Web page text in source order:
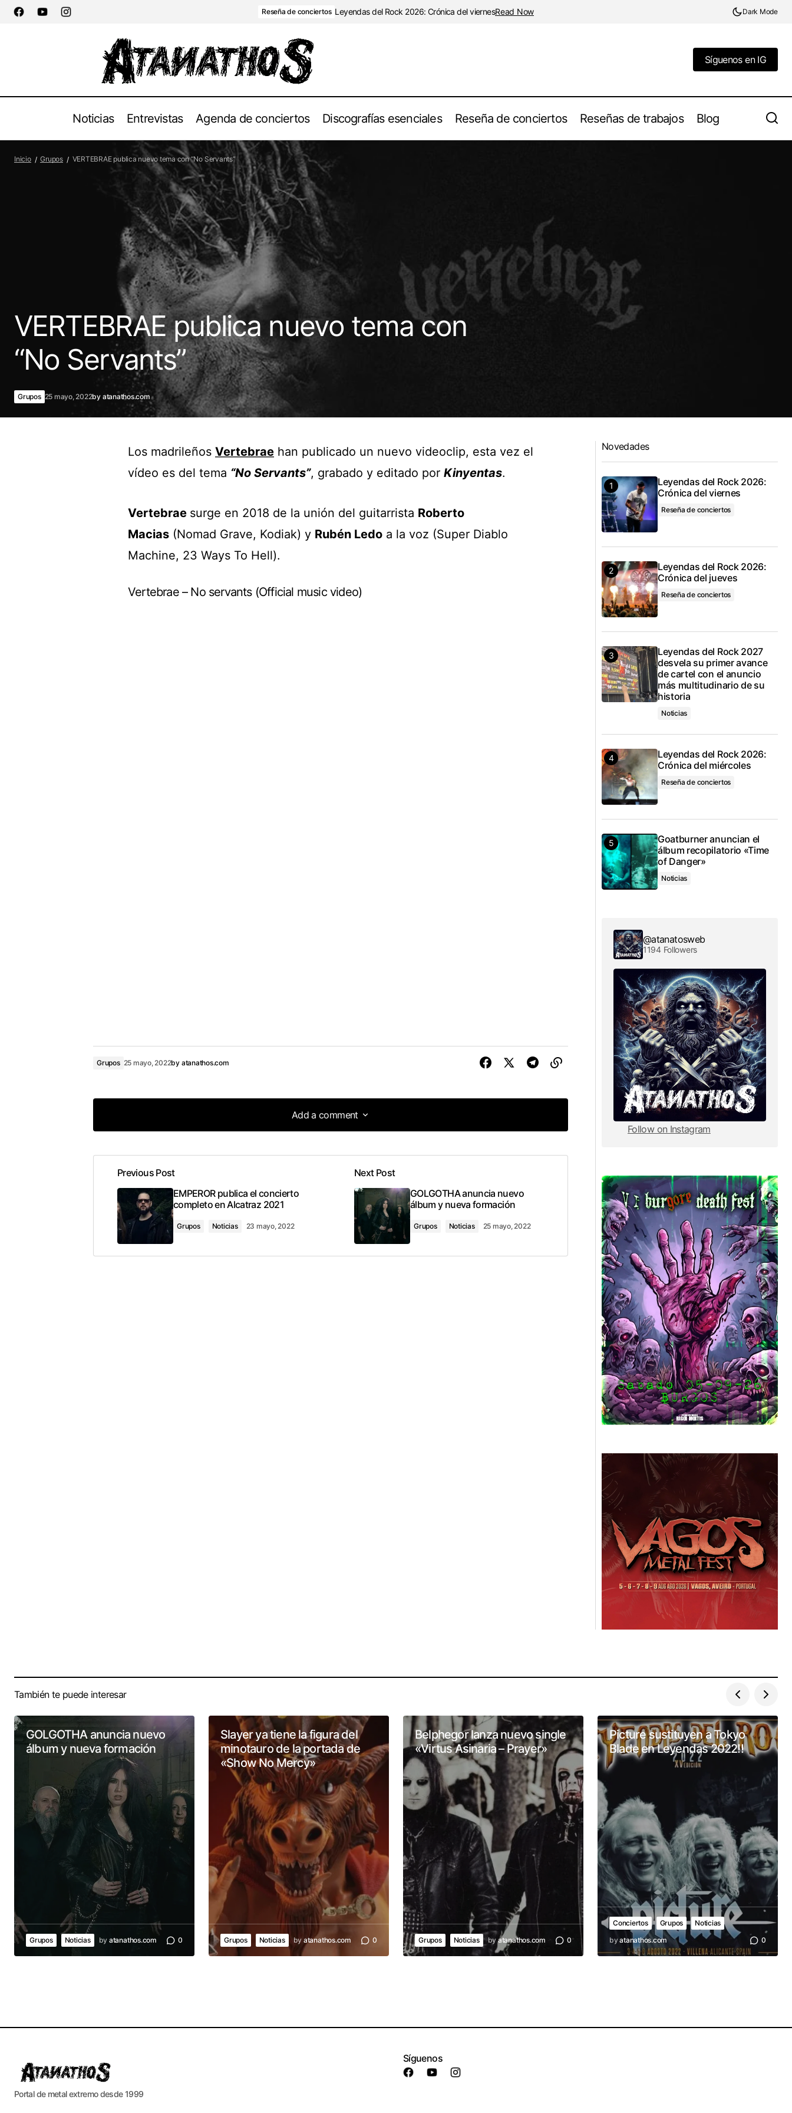
Reseña de conciertos Leyendas del Rock 2026: Crónica del viernesRead Now Dark Mode
Síguenos en IG
Noticias Entrevistas Agenda de conciertos Discografías esenciales Reseña de conciertos Reseñas de trabajos Blog
EMPEROR publica el concierto completo
en Alcatraz 2021
Grupos VERTEBRAE publica nuevo tema con “No Servants”
Inicio Grupos VERTEBRAE publica nuevo tema con “No Servants”
VERTEBRAE publica nuevo tema con
“No Servants”
Grupos 25 mayo, 2022by atanathos.com
Los madrileños Vertebrae han publicado un nuevo videoclip, esta vez el
vídeo es del tema “No Servants”, grabado y editado por Kinyentas.
Vertebrae surge en 2018 de la unión del guitarrista Roberto
Macias (Nomad Grave, Kodiak) y Rubén Ledo a la voz (Super Diablo
Machine, 23 Ways To Hell).
Vertebrae – No servants (Official music video)
Grupos 25 mayo, 2022by atanathos.com
Add a comment
Add a comment
conectado
Previous Post
EMPEROR publica el concierto
completo en Alcatraz 2021
Grupos Noticias 23 mayo, 2022
Next Post
GOLGOTHA anuncia nuevo
álbum y nueva formación
Grupos Noticias 25 mayo, 2022
Novedades
Leyendas del Rock 2026:
Crónica del viernes
Reseña de conciertos
Leyendas del Rock 2026:
Crónica del jueves
Reseña de conciertos
Leyendas del Rock 2027
desvela su primer avance
de cartel con el anuncio
más multitudinario de su
historia
Noticias
Leyendas del Rock 2026:
Crónica del miércoles
Reseña de conciertos
Goatburner anuncian el
álbum recopilatorio «Time
of Danger»
Noticias
@atanatosweb
1194 Followers
Follow on Instagram
También te puede interesar
GOLGOTHA anuncia nuevo
álbum y nueva formación
Grupos Noticias by atanathos.com 0
Slayer ya tiene la figura del
minotauro de la portada de
«Show No Mercy»
Grupos Noticias by atanathos.com 0
Belphegor lanza nuevo single
«Virtus Asinaria – Prayer»
Grupos Noticias byatanathos.com 0
Picture sustituyen a Tokyo
Blade en Leyendas 2022!!
Conciertos Grupos
Noticias
byatanathos.com 0
Portal de metal extremo desde 1999
Síguenos